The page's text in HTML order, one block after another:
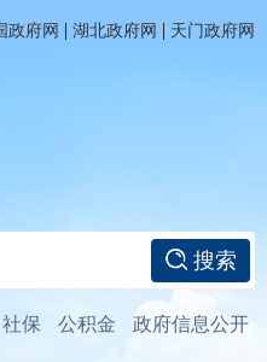
政府网 | 湖北政府网 | 天门政府网
搜索
社保 公积金 政府信息公开